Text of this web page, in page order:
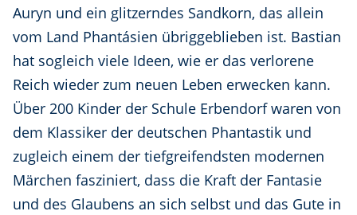
Auryn und ein glitzerndes Sandkorn, das allein
vom Land Phantásien übriggeblieben ist. Bastian
hat sogleich viele Ideen, wie er das verlorene
Reich wieder zum neuen Leben erwecken kann.
Über 200 Kinder der Schule Erbendorf waren von
dem Klassiker der deutschen Phantastik und
zugleich einem der tiefgreifendsten modernen
Märchen fasziniert, dass die Kraft der Fantasie
und des Glaubens an sich selbst und das Gute in